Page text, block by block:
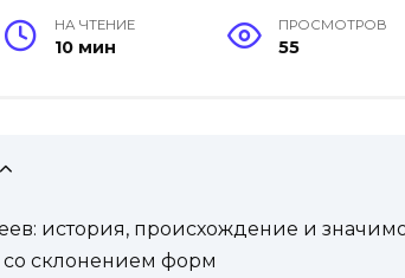
НА ЧТЕНИЕ
10 мин
ПРОСМОТРОВ
55
история, происхождение и
склонением форм